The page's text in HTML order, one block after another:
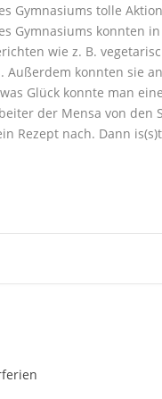
Gymnasiums tolle
Gymnasiums konnten
wie z. B.
Außerdem konnten sie
Glück konnte man
der Mensa von den
Rezept nach. Dann